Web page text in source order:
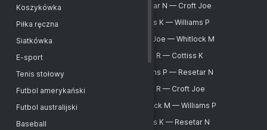
-
-
-
-
-
-
-
-
12 godz.
1 dzień
2 dni
Resetar N — Croft Joe
Cottiss K — Williams P
Croft Joe — Whitlock M
Parkin R — Cottiss K
Williams P — Resetar N
Parkin R — Croft Joe
Whitlock M — Williams P
Cottiss K — Resetar N
Koszykówka
Piłka ręczna
Siatkówka
E-sport
Tenis stołowy
Futbol amerykański
Futbol australijski
Baseball